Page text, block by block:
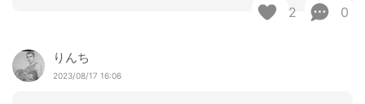
2 0
りんち
2023/08/17 16:06